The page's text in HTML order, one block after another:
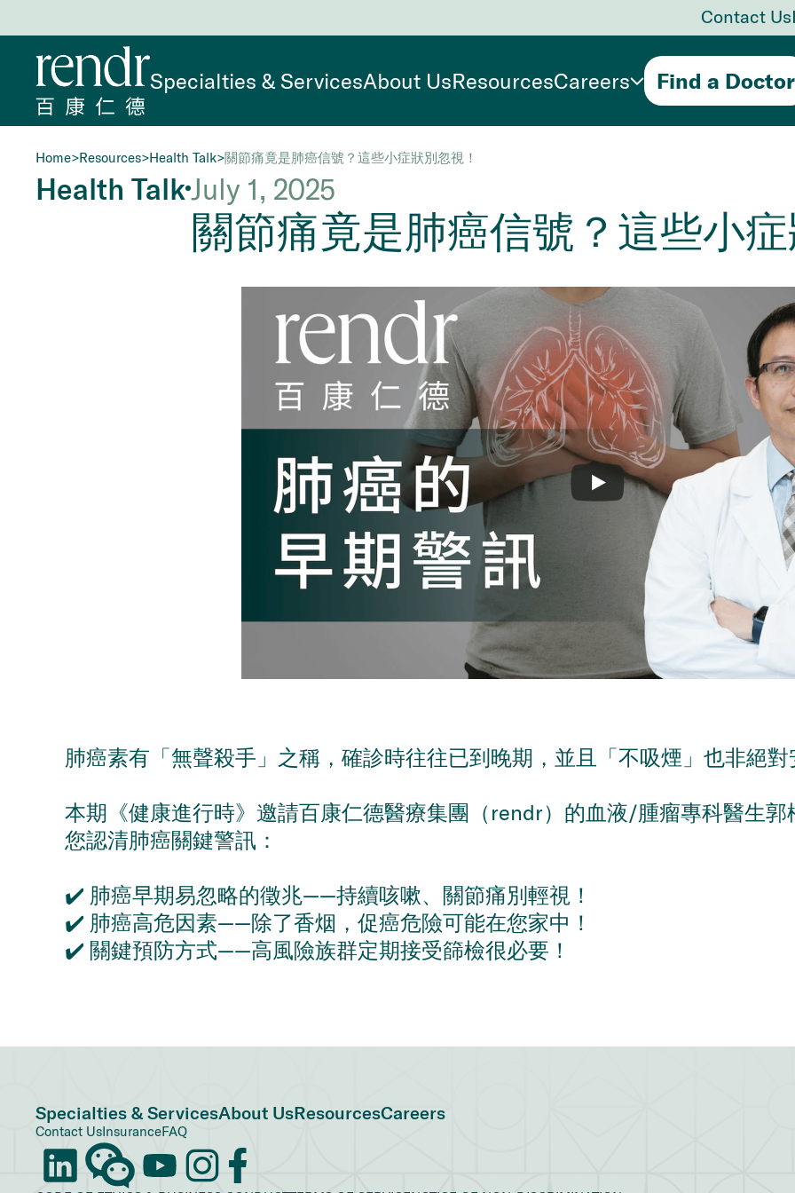
Contact Us
Specialties & ServicesAbout UsResourcesCareers Find a Doctor
Home>Resources>Health Talk>關節痛竟是肺癌信號？這些小症狀別忽視！
Health Talk July 1, 2025
關節痛竟是肺癌信號？這些小
肺癌素有「無聲殺手」之稱，確診時往往已到晚期，並且「不吸煙」也非絕對
本期《健康進行時》邀請百康仁德醫療集團（rendr）的血液/腫瘤專科醫生
您認清肺癌關鍵警訊：
✔️ 肺癌早期易忽略的徵兆——持續咳嗽、關節痛別輕視！
✔️ 肺癌高危因素——除了香烟，促癌危險可能在您家中！
✔️ 關鍵預防方式——高風險族群定期接受篩檢很必要！
Specialties & ServicesAbout UsResourcesCareers
Contact UsInsuranceFAQ